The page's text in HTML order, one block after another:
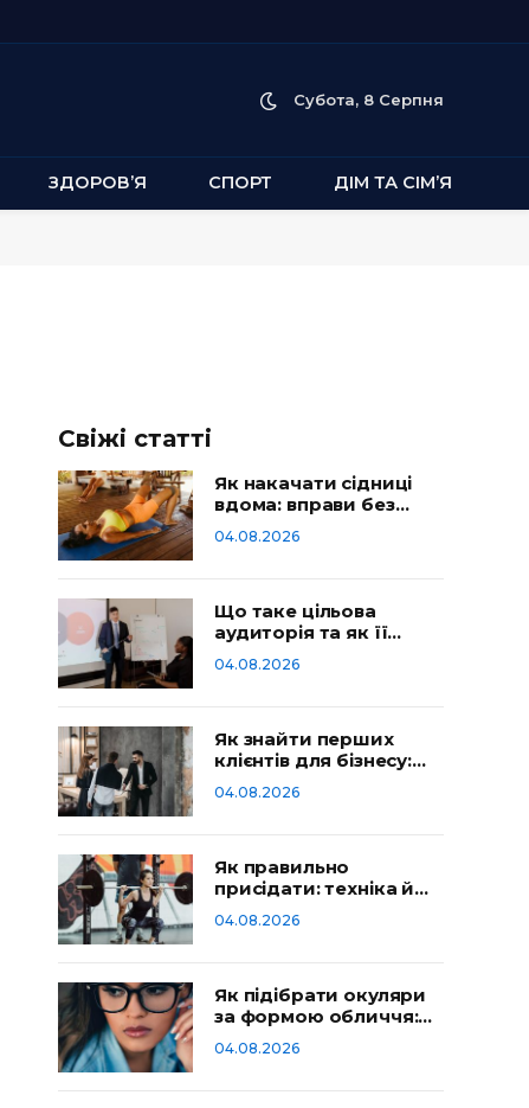
Субота, 8 Серпня
ЗДОРОВ’Я СПОРТ ДІМ ТА СІМ’Я
Свіжі статті
Як накачати сідниці
вдома: вправи без
тренажерів
04.08.2026
Що таке цільова
аудиторія та як її
визначити
04.08.2026
Як знайти перших
клієнтів для бізнесу:
робочі способи
04.08.2026
Як правильно
присідати: техніка й
типові помилки
04.08.2026
Як підібрати окуляри
за формою обличчя:
гід
04.08.2026